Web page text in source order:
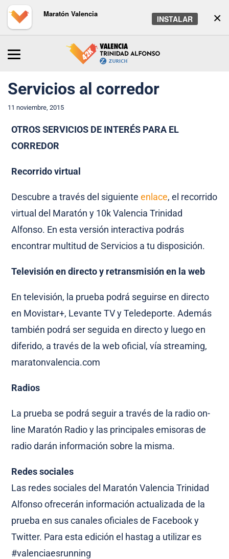
×
Maratón Valencia
INSTALAR
Noticias
Servicios al corredor
11 noviembre, 2015
OTROS SERVICIOS DE INTERÉS PARA EL
CORREDOR
Recorrido virtual
Descubre a través del siguienteenlace, el recorrido
virtual del Maratón y 10k Valencia Trinidad
Alfonso. En esta versión interactiva podrás
encontrar multitud de Servicios a tu disposición.
Televisión en directo y retransmisión en la web
En televisión, la prueba podrá seguirse en directo
en Movistar+, Levante TV y Teledeporte. Además
también podrá ser seguida en directo y luego en
diferido, a través de la web oficial, vía streaming,
maratonvalencia.com
Radios
La prueba se podrá seguir a través de la radio on-
line Maratón Radio y las principales emisoras de
radio darán información sobre la misma.
Redes sociales
Las redes sociales del Maratón Valencia Trinidad
Alfonso ofrecerán información actualizada de la
prueba en sus canales oficiales de Facebook y
Twitter. Para esta edición el hastag a utilizar es
#valenciaesrunning